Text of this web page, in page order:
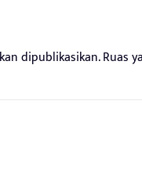
dipublikasikan.Ruas